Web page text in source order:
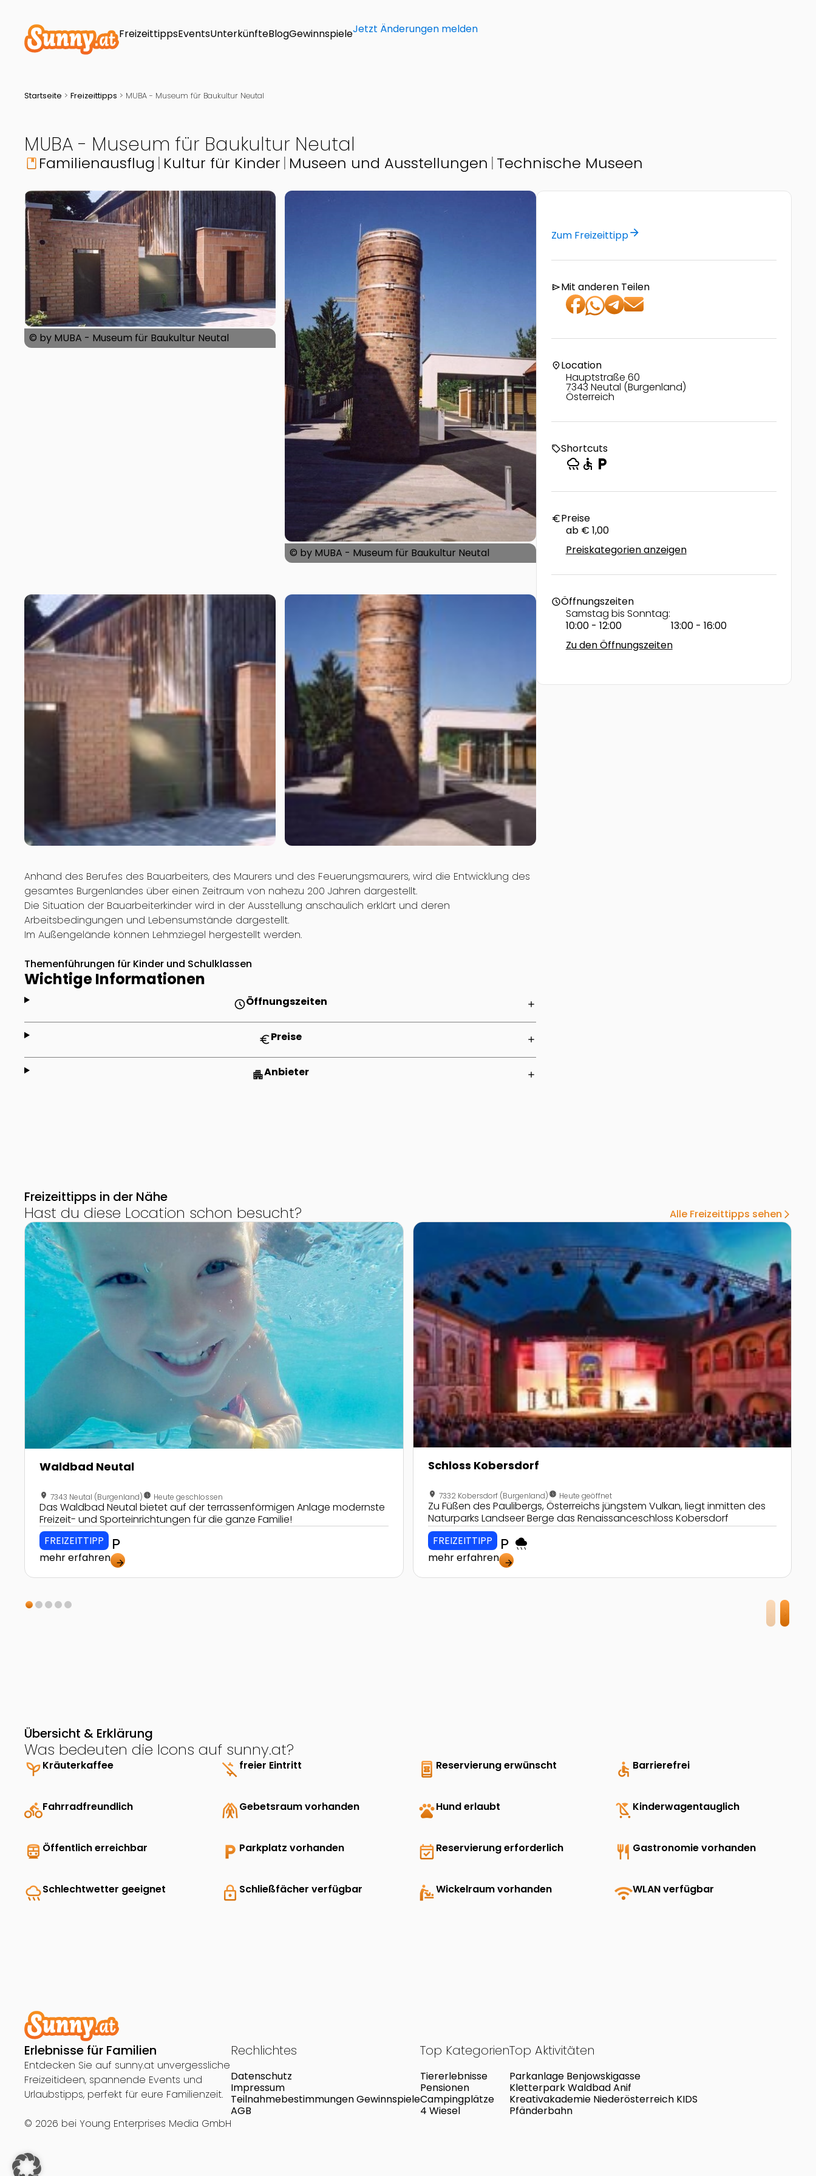
FreizeittippsEventsUnterkünfteBlogGewinnspieleJetzt Änderungen melden
Startseite > Freizeittipps > MUBA - Museum für Baukultur Neutal
MUBA - Museum für Baukultur Neutal
book Familienausflug Kultur für Kinder Museen und Ausstellungen Technische Museen
© by MUBA - Museum für Baukultur Neutal
© by MUBA - Museum für Baukultur Neutal
Anhand des Berufes des Bauarbeiters, des Maurers und des Feuerungsmaurers, wird die Entwicklung des
gesamtes Burgenlandes über einen Zeitraum von nahezu 200 Jahren dargestellt.
Die Situation der Bauarbeiterkinder wird in der Ausstellung anschaulich erklärt und deren
Arbeitsbedingungen und Lebensumstände dargestellt.
Im Außengelände können Lehmziegel hergestellt werden.
Themenführungen für Kinder und Schulklassen
Wichtige Informationen
scheduleÖffnungszeiten add
euroPreise add
apartmentAnbieter add
Zum Freizeittipparrow_forward
sendMit anderen Teilen
location_onLocation
Hauptstraße 60
7343 Neutal (Burgenland)
Österreich
local_offerShortcuts
rainy accessible local_parking
euroPreise
ab € 1,00
Preiskategorien anzeigen
scheduleÖffnungszeiten
Samstag bis Sonntag:
10:00 - 12:00
13:00 - 16:00
Zu den Öffnungszeiten
Freizeittipps in der Nähe
Hast du diese Location schon besucht? Alle Freizeittipps sehen arrow_forward_ios
Zur Detailseite von Waldbad Neutal
Waldbad Neutal
location_on 7343 Neutal (Burgenland)nest_clock_farsight_analog Heute geschlossen
Das Waldbad Neutal bietet auf der terrassenförmigen Anlage modernste
Freizeit- und Sporteinrichtungen für die ganze Familie!
FREIZEITTIPP
local_parking
mehr erfahren arrow_forward
Zur Detailseite von Schloss Kobersdorf
Schloss Kobersdorf
location_on 7332 Kobersdorf (Burgenland)nest_clock_farsight_analog Heute geöffnet
Zu Füßen des Paulibergs, Österreichs jüngstem Vulkan, liegt inmitten des
Naturparks Landseer Berge das Renaissanceschloss Kobersdorf
FREIZEITTIPP local_parking rainy
mehr erfahren arrow_forward
Übersicht & Erklärung
Was bedeuten die Icons auf sunny.at?
psychiatryKräuterkaffee money_off freier Eintritt book_online Reservierung erwünscht accessible Barrierefrei
directions_bikeFahrradfreundlich folded_handsGebetsraum vorhanden petsHund erlaubt child_friendlyKinderwagentauglich
directions_transit Öffentlich erreichbar local_parking Parkplatz vorhanden event_availableReservierung erforderlich restaurant Gastronomie vorhanden
rainySchlechtwetter geeignet lock Schließfächer verfügbar baby_changing_stationWickelraum vorhanden wifiWLAN verfügbar
Erlebnisse für Familien
Entdecken Sie auf sunny.at unvergessliche
Freizeitideen, spannende Events und
Urlaubstipps, perfekt für eure Familienzeit.
Rechlichtes
Datenschutz
Impressum
Teilnahmebestimmungen Gewinnspiele
AGB
Top Kategorien
Tiererlebnisse
Pensionen
Campingplätze
4 Wiesel
Top Aktivitäten
Parkanlage Benjowskigasse
Kletterpark Waldbad Anif
Kreativakademie Niederösterreich KIDS
Pfänderbahn
© 2026 bei Young Enterprises Media GmbH